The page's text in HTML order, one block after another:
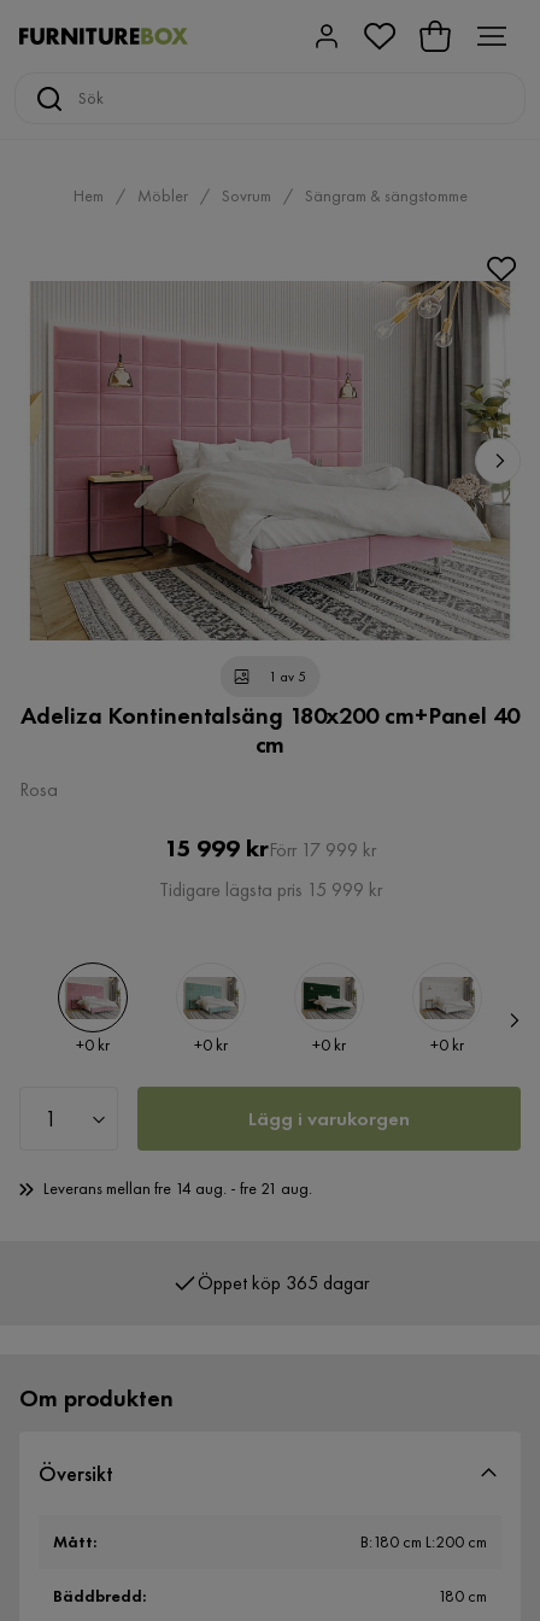
Hem Möbler Sovrum Sängram & sängstomme
1 av 5
Adeliza Kontinentalsäng 180x200 cm+Panel 40
cm
Rosa
Pris
15 999 krOriginal
Pris
Förr 17 999 kr
Tidigare lägsta pris 15 999 kr
Pris
+0 kr Pris
+0 kr Pris
+0 kr Pris
+0 kr
Lägg i varukorgen
Leverans mellan fre 14 aug. - fre 21 aug.
Över 400 000 nöjda kunder
Om produkten
Översikt
Mått: B:180 cm L:200 cm
Bäddbredd: 180 cm